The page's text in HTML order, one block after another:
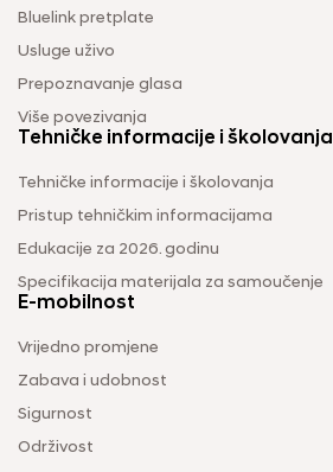
Bluelink pretplate
Usluge uživo
Prepoznavanje glasa
Više povezivanja
Tehničke informacije i školovanja
Tehničke informacije i školovanja
Pristup tehničkim informacijama
Edukacije za 2026. godinu
Specifikacija materijala za samoučenje
E-mobilnost
Vrijedno promjene
Zabava i udobnost
Sigurnost
Održivost